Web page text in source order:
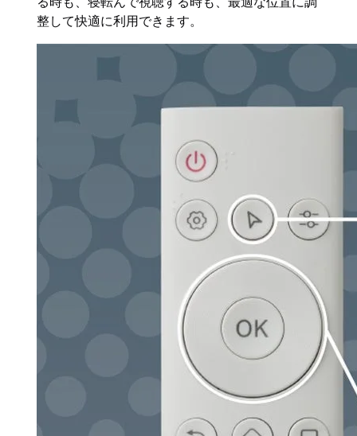
整して快適に利用できます。